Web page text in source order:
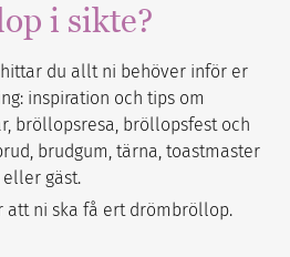
i sikte?
du allt ni behöver inför er
inspiration och tips om
bröllopsresa, bröllopsfest och
brudgum, tärna, toastmaster
eller gäst.
att ni ska få ert drömbröllop.